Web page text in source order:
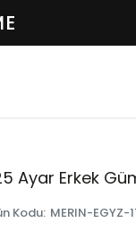
Ayar Erkek
Kodu: MERIN-EGYZ-